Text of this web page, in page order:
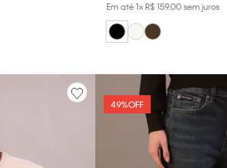
Em até1xR$ 159,00sem juros
49%OFF